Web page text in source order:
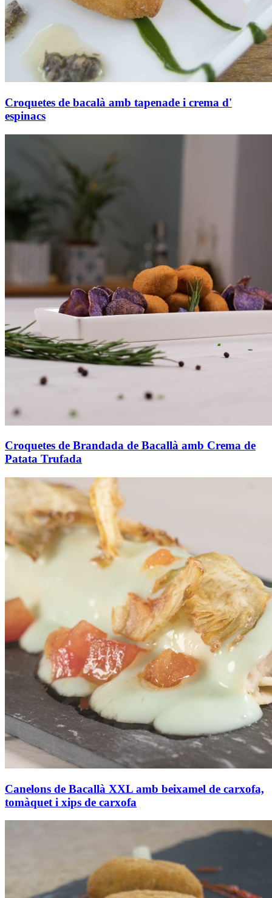
Croquetes de bacalà amb tapenade i crema d'
espinacs
Croquetes de Brandada de Bacallà amb Crema de
Patata Trufada
Canelons de Bacallà XXL amb beixamel de carxofa,
tomàquet i xips de carxofa